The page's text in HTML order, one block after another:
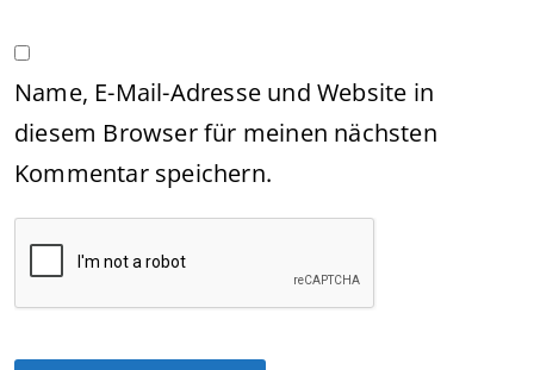
Name, E-Mail-Adresse und Website in
diesem Browser für meinen nächsten
Kommentar speichern.